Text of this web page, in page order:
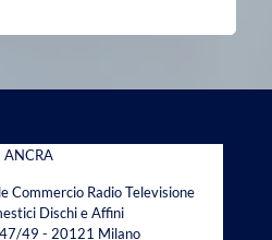
ANCRA
Commercio Radio Televisione
Dischi e Affini
47/49 - 20121 Milano